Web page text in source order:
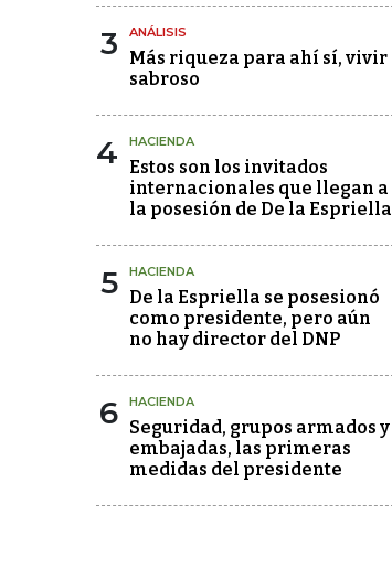
3 ANÁLISIS
Más riqueza para ahí sí, vivir
sabroso
4 HACIENDA
Estos son los invitados
internacionales que llegan a
la posesión de De la Espriella
5 HACIENDA
De la Espriella se posesionó
como presidente, pero aún
no hay director del DNP
6 HACIENDA
Seguridad, grupos armados y
embajadas, las primeras
medidas del presidente